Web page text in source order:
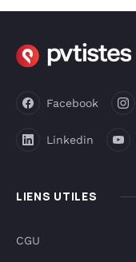
LIENS UTILES
Facebook
Linkedin
CGU